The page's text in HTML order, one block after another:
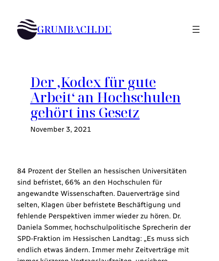
Inhalt
springen GRUMBACH.DE
Der ‚Kodex für gute
Arbeit‘ an Hochschulen
gehört ins Gesetz
November 3, 2021
84 Prozent der Stellen an hessischen Universitäten
sind befristet, 66% an den Hochschulen für
angewandte Wissenschaften. Dauerverträge sind
selten, Klagen über befristete Beschäftigung und
fehlende Perspektiven immer wieder zu hören. Dr.
Daniela Sommer, hochschulpolitische Sprecherin der
SPD-Fraktion im Hessischen Landtag: „Es muss sich
endlich etwas ändern. Immer mehr Zeitverträge mit